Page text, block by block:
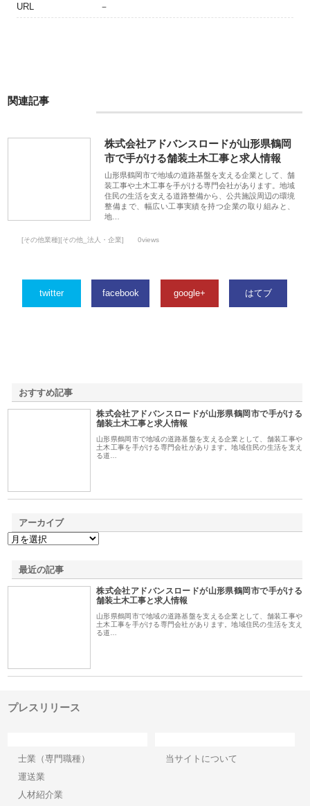
URL －
関連記事
株式会社アドバンスロードが山形県鶴岡
市で手がける舗装土木工事と求人情報
山形県鶴岡市で地域の道路基盤を支える企業として、舗
装工事や土木工事を手がける専門会社があります。地域
住民の生活を支える道路整備から、公共施設周辺の環境
整備まで、幅広い工事実績を持つ企業の取り組みと、
地…
[その他業種][その他_法人・企業] 0views
twitter facebook google+ はてブ
おすすめ記事
株式会社アドバンスロードが山形県鶴岡市で手がける
舗装土木工事と求人情報
山形県鶴岡市で地域の道路基盤を支える企業として、舗装工事や
土木工事を手がける専門会社があります。地域住民の生活を支え
る道…
アーカイブ
最近の記事
株式会社アドバンスロードが山形県鶴岡市で手がける
舗装土木工事と求人情報
山形県鶴岡市で地域の道路基盤を支える企業として、舗装工事や
土木工事を手がける専門会社があります。地域住民の生活を支え
る道…
プレスリリース
士業（専門職種）
運送業
人材紹介業
当サイトについて